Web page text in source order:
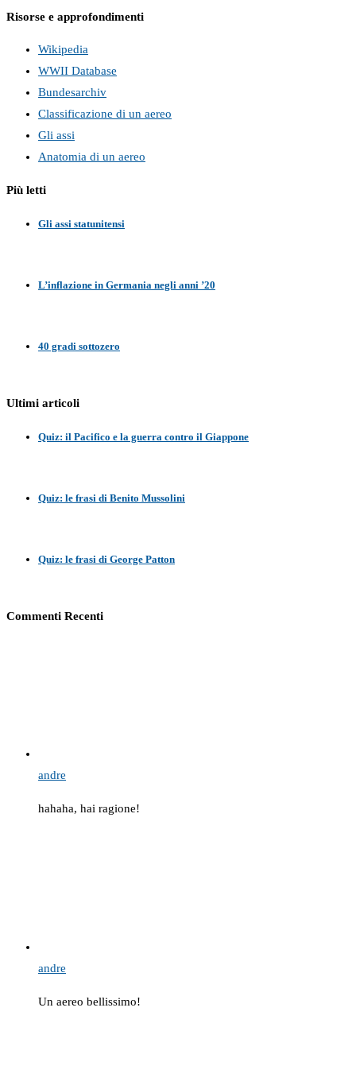
Risorse e approfondimenti
Wikipedia
WWII Database
Bundesarchiv
Classificazione di un aereo
Gli assi
Anatomia di un aereo
Più letti
Gli assi statunitensi
L’inflazione in Germania negli anni ’20
40 gradi sottozero
Ultimi articoli
Quiz: il Pacifico e la guerra contro il Giappone
Quiz: le frasi di Benito Mussolini
Quiz: le frasi di George Patton
Commenti Recenti
andre
hahaha, hai ragione!
andre
Un aereo bellissimo!